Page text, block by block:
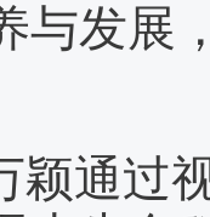
与发展
颖通过